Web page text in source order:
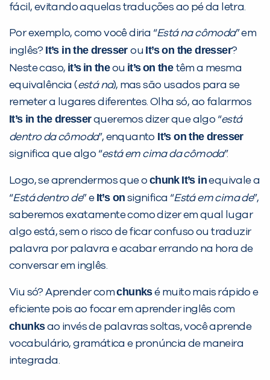
fácil, evitando aquelas traduções ao pé da letra.
Por exemplo, como você diria “Está na cômoda” em
inglês? It’s in the dresserou It’s on the dresser?
Neste caso, it’s in theou it’son the têm a mesma
equivalência (está na), mas são usados para se
remeter a lugares diferentes. Olha só, ao falarmos
It’s in the dresserqueremos dizer que algo “está
dentro da cômoda”, enquanto It’s on the dresser
significa que algo “está em cima da cômoda”.
Logo, se aprendermos que o chunk It’s inequivale a
“Está dentro de” e It’s on significa “Está em cima de”,
saberemos exatamente como dizer em qual lugar
algo está, sem o risco de ficar confuso ou traduzir
palavra por palavra e acabar errando na hora de
conversar em inglês.
Viu só? Aprender comchunksé muito mais rápido e
eficiente pois ao focar em aprender inglês com
chunksao invés de palavras soltas, você aprende
vocabulário, gramática e pronúncia de maneira
integrada.